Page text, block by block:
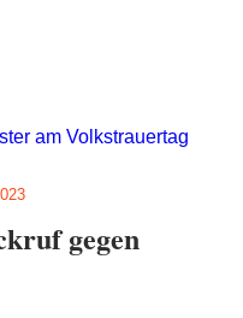
gegen